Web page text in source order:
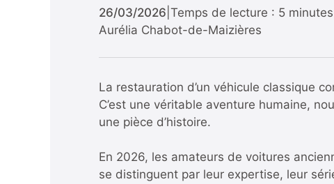
26/03/2026 Temps de lecture : 5 minutes
Aurélia Chabot-de-Maizières
La restauration d’un véhicule classique
C’est une véritable aventure humaine,
une pièce d’histoire.
En 2026, les amateurs de voitures
se distinguent par leur expertise, leur